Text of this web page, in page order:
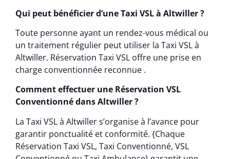
Qui peut bénéficier d’une Taxi VSL à Altwiller ?
Toute personne ayant un rendez-vous médical ou
un traitement régulier peut utiliser la Taxi VSL à
Altwiller. Réservation Taxi VSL offre une prise en
charge conventionnée reconnue .
Comment effectuer une Réservation VSL
Conventionné dans Altwiller ?
La Taxi VSL à Altwiller s’organise à l’avance pour
garantir ponctualité et conformité. {Chaque
Réservation Taxi VSL, Taxi Conventionné, VSL